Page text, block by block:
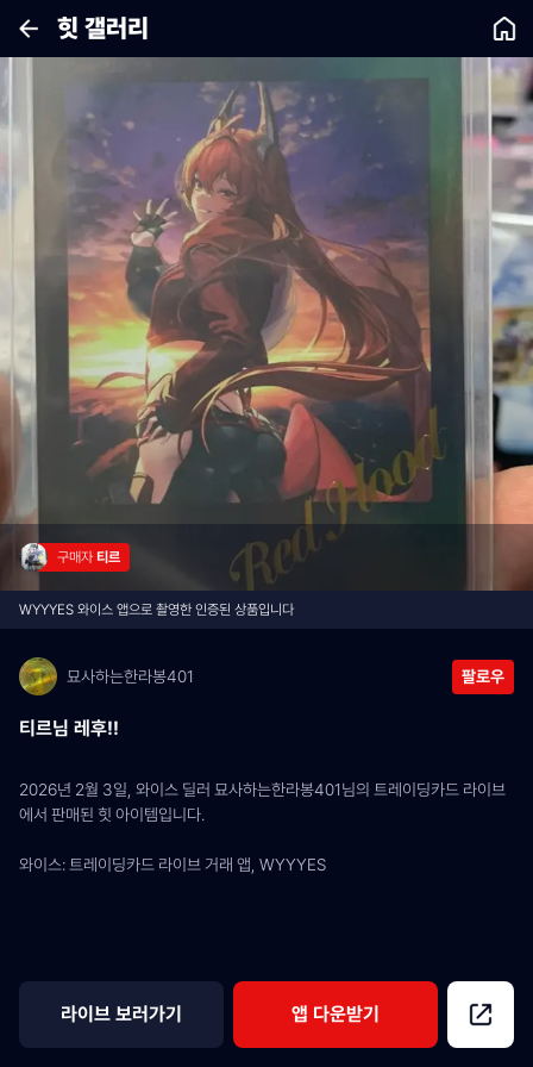
힛 갤러리
구매자 티르
WYYYES 와이스 앱으로 촬영한 인증된 상품입니다
묘사하는한라봉401 팔로우
티르님 레후!!
2026년 2월 3일, 와이스 딜러 묘사하는한라봉401님의 트레이딩카드 라이브
에서 판매된 힛 아이템입니다.
와이스: 트레이딩카드 라이브 거래 앱, WYYYES
라이브 보러가기 앱 다운받기